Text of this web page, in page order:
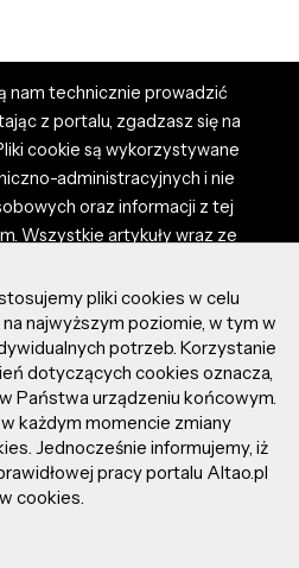
nam technicznie prowadzić
z portalu, zgadzasz się na
cookie są wykorzystywane
administracyjnych i nie
oraz informacji z tej
Wszystkie artykuły wraz ze
dostępnymi na portalu są
Administrator i właściciel
za tresci
artykułów. Dodając
z regulaminem portalu oraz
za wszystkie materiały
Ciebie na stronie altao.pl.
w regulaminie portalu.
prawa zastrzeżone.
pliki cookies w celu
najwyższym poziomie, w tym w
potrzeb. Korzystanie
dotyczących cookies oznacza,
Państwa urządzeniu końcowym.
każdym momencie zmiany
Jednocześnie informujemy, iż
pracy portalu Altao.pl
cookies.